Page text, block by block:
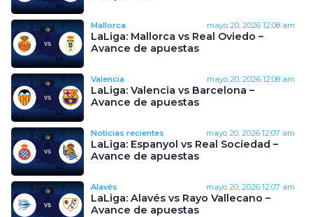
Mallorca mayo 20, 2026 12:08 am
LaLiga: Mallorca vs Real Oviedo –
Avance de apuestas
Valencia mayo 20, 2026 12:08 am
LaLiga: Valencia vs Barcelona –
Avance de apuestas
Noticias recientes mayo 20, 2026 12:07 am
LaLiga: Espanyol vs Real Sociedad –
Avance de apuestas
Alavés mayo 20, 2026 12:07 am
LaLiga: Alavés vs Rayo Vallecano –
Avance de apuestas